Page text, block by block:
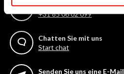
Rufen Sie uns an
+31 85 06 02 099
Chatten Sie mit uns
Start chat
Senden Sie uns eine E-Mail